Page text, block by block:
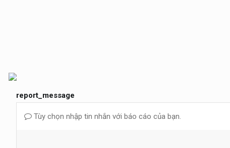
report_message
Tùy chọn nhập tin nhắn với báo cáo của bạn.